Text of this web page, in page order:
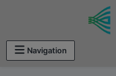
Passer au contenu
Navigation